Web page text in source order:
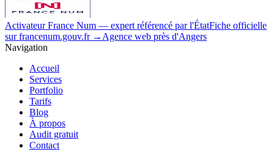
Activateur France Num — expert référencé par l'ÉtatFiche officielle
sur francenum.gouv.fr → Agence web près d'Angers
Navigation
Accueil
Services
Portfolio
Tarifs
Blog
À propos
Audit gratuit
Contact